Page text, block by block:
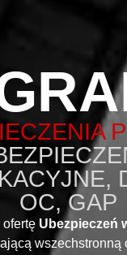
OC, GAP
Ubezpieczeń
wszechstronną